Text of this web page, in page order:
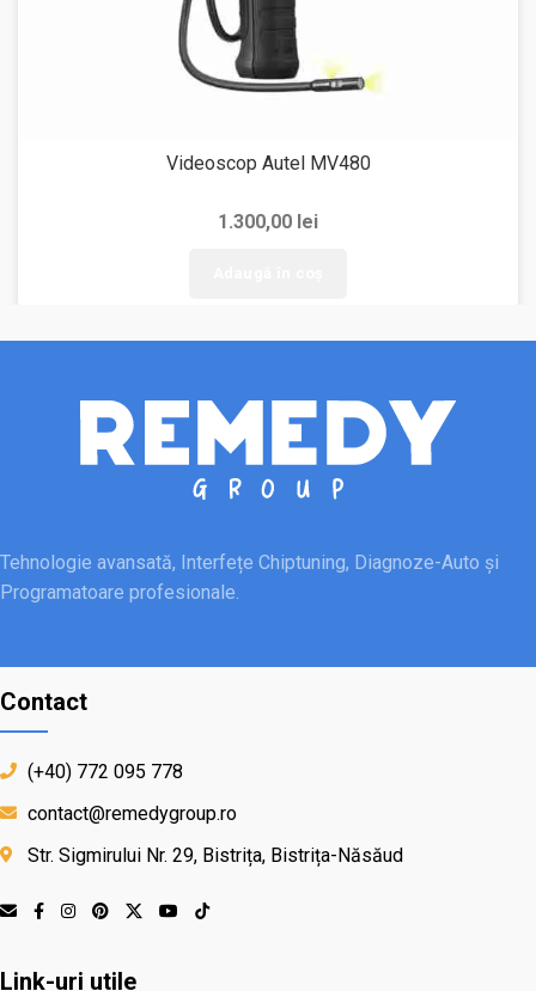
Videoscop Autel MV480
1.300,00 lei
Tehnologie avansată, Interfețe Chiptuning, Diagnoze-Auto și
Programatoare profesionale.
Contact
(+40) 772 095 778
contact@remedygroup.ro
Str. Sigmirului Nr. 29, Bistrița, Bistrița-Năsăud
Link-uri utile